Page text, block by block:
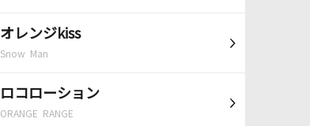
オレンジkiss
Snow Man
ロコローション
ORANGE RANGE